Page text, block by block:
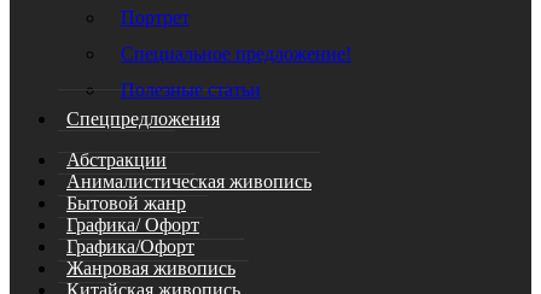
Портрет
Специальное предложение!
Полезные статьи
Спецпредложения
Абстракции
Анималистическая живопись
Бытовой жанр
Графика/ Офорт
Графика/Офорт
Жанровая живопись
Китайская живопись